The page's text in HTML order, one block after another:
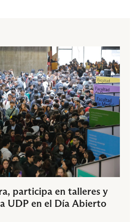
participa en talleres y
UDP en el Día Abierto